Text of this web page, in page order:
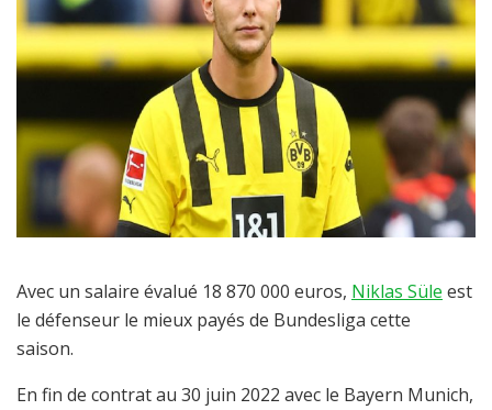
Avec un salaire évalué 18 870 000 euros, Niklas Süle est
le défenseur le mieux payés de Bundesliga cette
saison.
En fin de contrat au 30 juin 2022 avec le Bayern Munich,